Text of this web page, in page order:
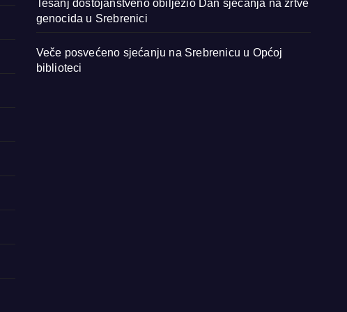
Tešanj dostojanstveno obilježio Dan sjećanja na žrtve
genocida u Srebrenici
Veče posvećeno sjećanju na Srebrenicu u Općoj
biblioteci